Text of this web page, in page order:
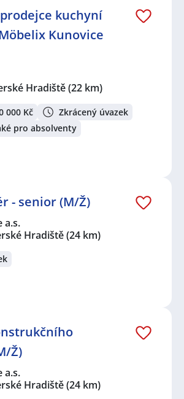
kuchyní
Kunovice
Hradiště(22 km)
000 Kč
Zkrácený úvazek
pro absolventy
- senior (M/Ž)
a.s.
Hradiště(24 km)
Ž)
a.s.
Hradiště(24 km)